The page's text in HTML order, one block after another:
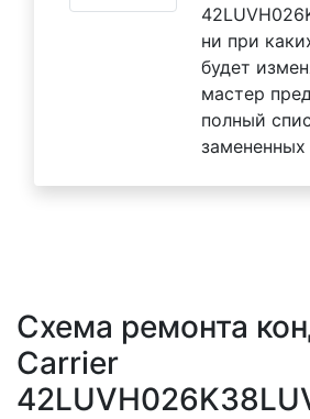
ни при
будет
мастер
полный
замененных
Схема ремонта
Carrier